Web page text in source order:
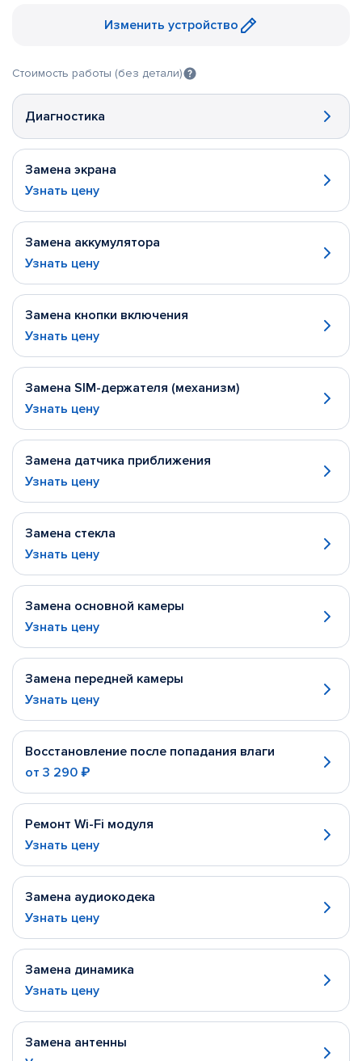
Изменить устройство
Стоимость работы (без детали)
Диагностика
Замена экрана
Узнать цену
Замена аккумулятора
Узнать цену
Замена кнопки включения
Узнать цену
Замена SIM-держателя (механизм)
Узнать цену
Замена датчика приближения
Узнать цену
Замена стекла
Узнать цену
Замена основной камеры
Узнать цену
Замена передней камеры
Узнать цену
Восстановление после попадания влаги
от 3 290 ₽
Ремонт Wi-Fi модуля
Узнать цену
Замена аудиокодека
Узнать цену
Замена динамика
Узнать цену
Замена антенны